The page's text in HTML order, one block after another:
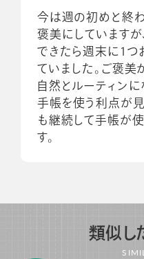
今は週の初めと終わ
褒美にしています
できたら週末に1つ
ていました。ご褒美
自然とルーティンに
手帳を使う利点が見
も継続して手帳が
す。
類似し